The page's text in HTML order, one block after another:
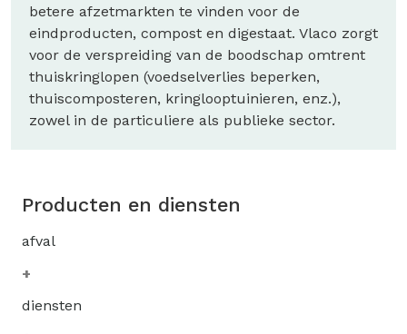
betere afzetmarkten te vinden voor de
eindproducten, compost en digestaat. Vlaco zorgt
voor de verspreiding van de boodschap omtrent
thuiskringlopen (voedselverlies beperken,
thuiscomposteren, kringlooptuinieren, enz.),
zowel in de particuliere als publieke sector.
Producten en diensten
afval
diensten